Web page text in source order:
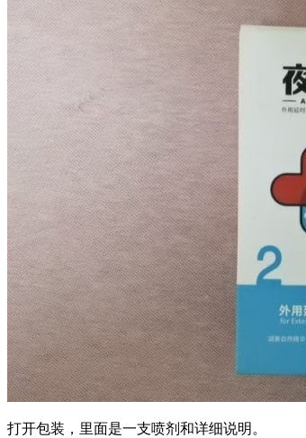
打开包装，里面是一支喷剂和详细说明。